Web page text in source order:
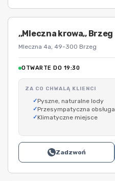
,,Mleczna krowa,, Brzeg
Mleczna 4a, 49-300 Brzeg
OTWARTE DO 19:30
ZA CO CHWALĄ KLIENCI
Pyszne, naturalne lody
Przesympatyczna obsługa
Klimatyczne miejsce
Zadzwoń